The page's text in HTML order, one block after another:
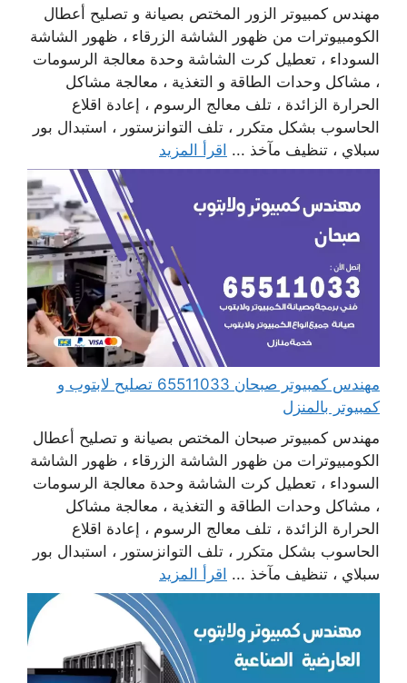
مهندس كمبيوتر الزور المختص بصيانة و تصليح أعطال
الكومبيوترات من ظهور الشاشة الزرقاء ، ظهور الشاشة
السوداء ، تعطيل كرت الشاشة وحدة معالجة الرسومات
، مشاكل وحدات الطاقة و التغذية ، معالجة مشاكل
الحرارة الزائدة ، تلف معالج الرسوم ، إعادة اقلاع
الحاسوب بشكل متكرر ، تلف التوانزستور ، استبدال بور
سبلاي ، تنظيف مآخذ ... اقرأ المزيد
مهندس كمبيوتر صبحان 65511033 تصليح لابتوب و
كمبيوتر بالمنزل
مهندس كمبيوتر صبحان المختص بصيانة و تصليح أعطال
الكومبيوترات من ظهور الشاشة الزرقاء ، ظهور الشاشة
السوداء ، تعطيل كرت الشاشة وحدة معالجة الرسومات
، مشاكل وحدات الطاقة و التغذية ، معالجة مشاكل
الحرارة الزائدة ، تلف معالج الرسوم ، إعادة اقلاع
الحاسوب بشكل متكرر ، تلف التوانزستور ، استبدال بور
سبلاي ، تنظيف مآخذ ... اقرأ المزيد